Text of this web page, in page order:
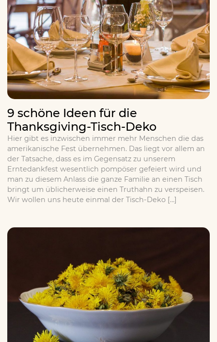
9 schöne Ideen für die
Thanksgiving-Tisch-Deko
Hier gibt es inzwischen immer mehr Menschen die das
amerikanische Fest übernehmen. Das liegt vor allem an
der Tatsache, dass es im Gegensatz zu unserem
Erntedankfest wesentlich pompöser gefeiert wird und
man zu diesem Anlass die ganze Familie an einen Tisch
bringt um üblicherweise einen Truthahn zu verspeisen.
Wir wollen uns heute einmal der Tisch-Deko […]